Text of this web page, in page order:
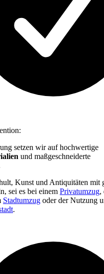
setzen wir auf hochwertige
und maßgeschneiderte
Kunst und Antiquitäten mit
sei es bei einem Privatumzug,
Stadtumzug oder der Nutzung
.